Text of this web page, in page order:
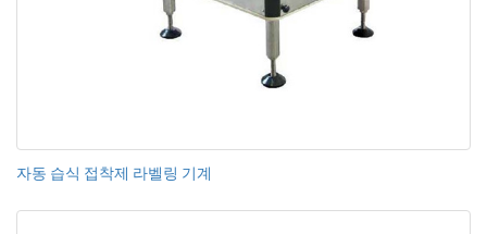
자동 습식 접착제 라벨링 기계